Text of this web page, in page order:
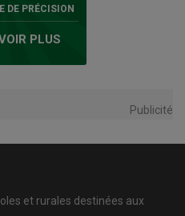
DE PRÉCISION
PLUS
Publicité
et rurales destinées aux